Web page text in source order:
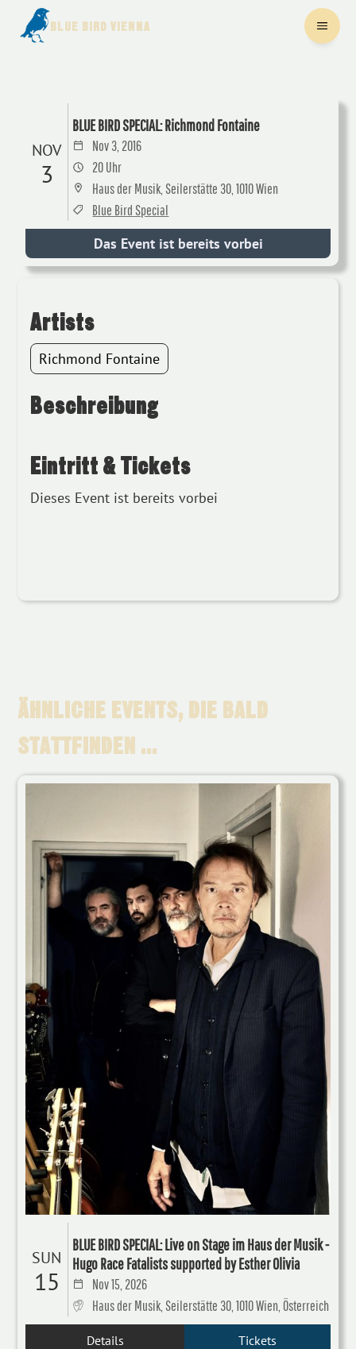
BLUE BIRD VIENNA
NOV
3
BLUE BIRD SPECIAL: Richmond Fontaine
Nov 3, 2016
20 Uhr
Haus der Musik, Seilerstätte 30, 1010 Wien
Blue Bird Special
Das Event ist bereits vorbei
Artists
Richmond Fontaine
Beschreibung
Eintritt & Tickets
Dieses Event ist bereits vorbei
ÄHNLICHE EVENTS, DIE BALD
STATTFINDEN ...
SUN
15
BLUE BIRD SPECIAL: Live on Stage im Haus der Musik -
Hugo Race Fatalists supported by Esther Olivia
Nov 15, 2026
Haus der Musik, Seilerstätte 30, 1010 Wien, Österreich
Details Tickets